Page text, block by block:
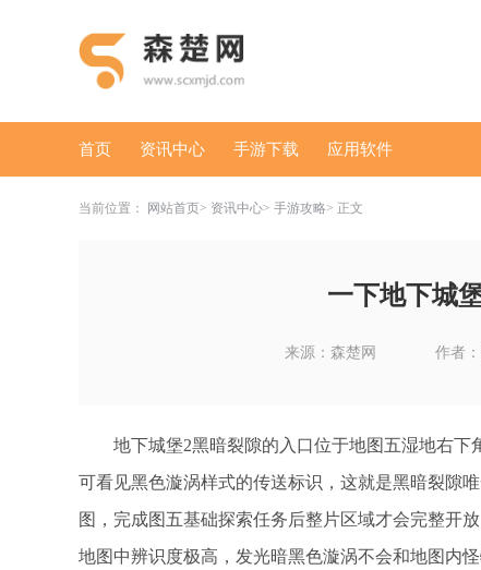
首页 资讯中心 手游下载 应用软件
当前位置： 网站首页 资讯中心 手游攻略 正文
一下地下城
来源：森楚网 作者
地下城堡2黑暗裂隙的入口位于地图五湿地右下
可看见黑色漩涡样式的传送标识，这就是黑暗裂隙
图，完成图五基础探索任务后整片区域才会完整开
地图中辨识度极高，发光暗黑色漩涡不会和地图内